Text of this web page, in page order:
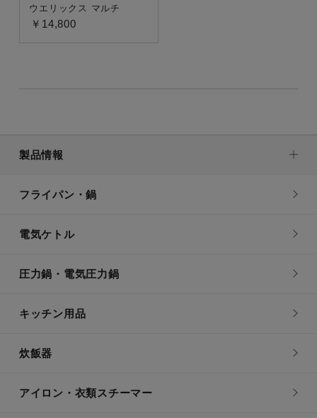
ウエリックス マルチ
￥14,800
製品情報
フライパン・鍋
電気ケトル
圧力鍋・電気圧力鍋
キッチン用品
炊飯器
アイロン・衣類スチーマー